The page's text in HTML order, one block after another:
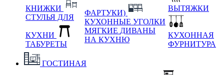
КНИЖКИ
СТУЛЬЯ ДЛЯ
КУХНИ
ТАБУРЕТЫ
ФАРТУКИ)
КУХОННЫЕ УГОЛКИ
МЯГКИЕ ДИВАНЫ
НА КУХНЮ
ВЫТЯЖКИ
КУХОННАЯ
ФУРНИТУРА
ГОСТИНАЯ